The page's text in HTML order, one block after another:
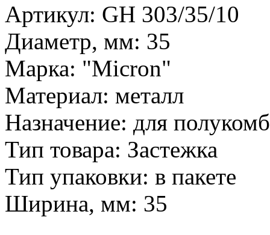
Артикул: GH 303/35/10
Диаметр, мм: 35
Марка: "Micron"
Материал: металл
Назначение: для
Тип товара: Застежка
Тип упаковки: в пакете
Ширина, мм: 35